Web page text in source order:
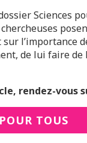
Sciences
l’importance
de lui faire de
rendez-vous
TOUS